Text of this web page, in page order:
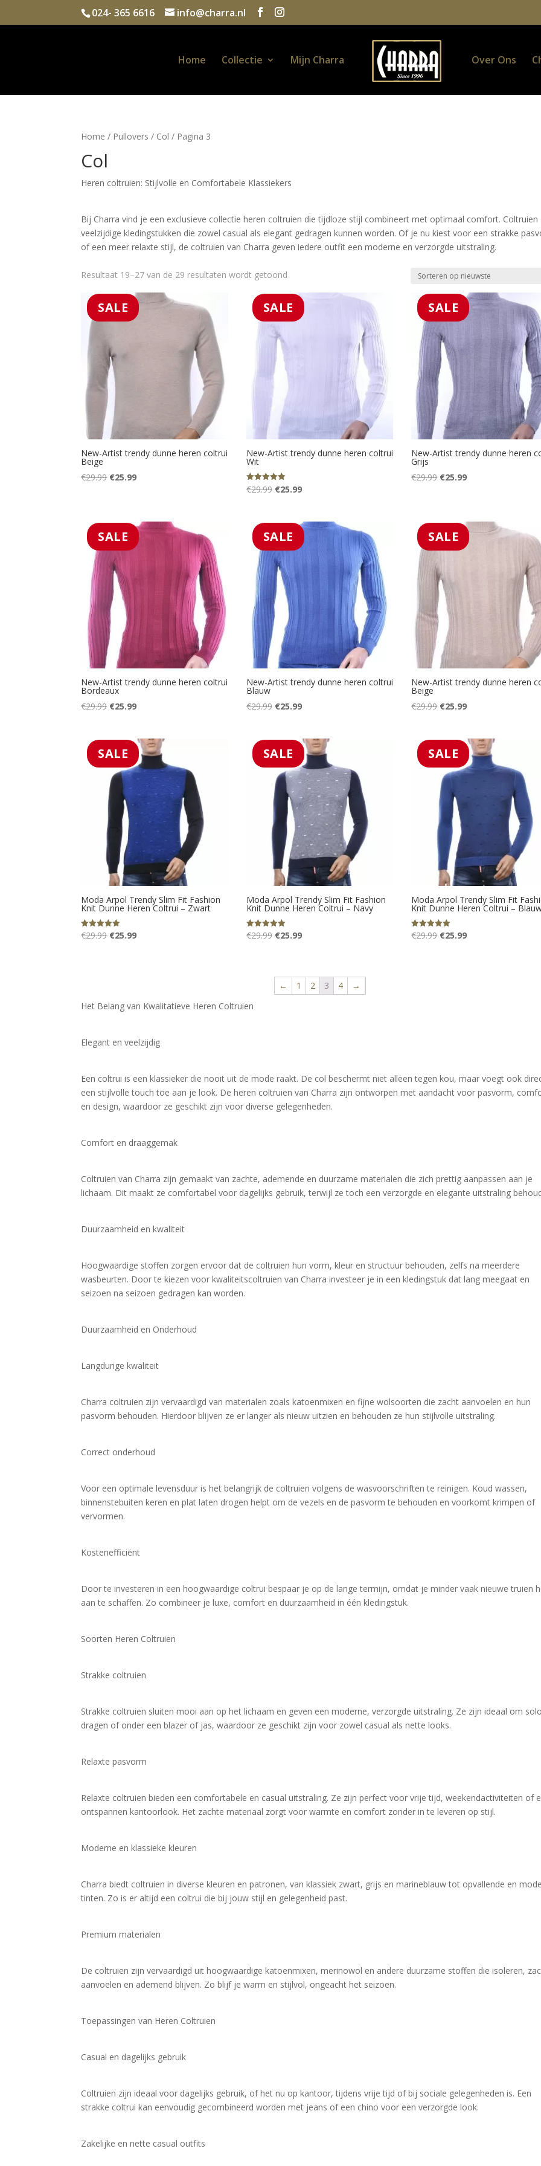
024- 365 6616 info@charra.nl
Home Collectie Mijn Charra Over Ons
Home / Pullovers / Col / Pagina 3
Col
Heren coltruien: Stijlvolle en Comfortabele Klassiekers
Bij Charra vind je een exclusieve collectie heren coltruien die tijdloze stijl combineert met optimaal comfort. Coltruien
veelzijdige kledingstukken die zowel casual als elegant gedragen kunnen worden. Of je nu kiest voor een strakke
of een meer relaxte stijl, de coltruien van Charra geven iedere outfit een moderne en verzorgde uitstraling.
Resultaat 19–27 van de 29 resultaten wordt getoond
nieuwste
SALE
New-Artist trendy dunne heren coltrui
Beige
€29.99 Oorspronkelijke
€25.99Huidige
SALE
New-Artist trendy dunne heren coltrui
Wit
Gewaardeerd
5.00
€29.99 Oorspronkelijke
€29.99.
€25.99Huidige
€25.99.
SALE
New-Artist trendy dunne heren
Grijs
€29.99 Oorspronkelijke
€25.99Huidige
SALE
New-Artist trendy dunne heren coltrui
Bordeaux
€29.99 Oorspronkelijke
€29.99.
€25.99Huidige
€25.99.
SALE
New-Artist trendy dunne heren coltrui
Blauw
€29.99 Oorspronkelijke
€29.99.
€25.99Huidige
€25.99.
SALE
New-Artist trendy dunne heren
Beige
€29.99 Oorspronkelijke
€29.99.
€25.99Huidige
€25.99.
SALE
Moda Arpol Trendy Slim Fit Fashion
Knit Dunne Heren Coltrui – Zwart
Gewaardeerd
5.00
€29.99 Oorspronkelijke
€25.99Huidige
SALE
Moda Arpol Trendy Slim Fit Fashion
Knit Dunne Heren Coltrui – Navy
Gewaardeerd
5.00
€29.99 Oorspronkelijke
€29.99.
€25.99Huidige
€25.99.
SALE
Moda Arpol Trendy Slim Fit
Knit Dunne Heren Coltrui –
Gewaardeerd
5.00
€29.99 Oorspronkelijke
€25.99Huidige
← 1 2 3 4
→
Het Belang van Kwalitatieve Heren Coltruien
Elegant en veelzijdig
Een coltrui is een klassieker die nooit uit de mode raakt. De col beschermt niet alleen tegen kou, maar voegt ook
een stijlvolle touch toe aan je look. De heren coltruien van Charra zijn ontworpen met aandacht voor pasvorm,
en design, waardoor ze geschikt zijn voor diverse gelegenheden.
Comfort en draaggemak
Coltruien van Charra zijn gemaakt van zachte, ademende en duurzame materialen die zich prettig aanpassen aan je
lichaam. Dit maakt ze comfortabel voor dagelijks gebruik, terwijl ze toch een verzorgde en elegante uitstraling
Duurzaamheid en kwaliteit
Hoogwaardige stoffen zorgen ervoor dat de coltruien hun vorm, kleur en structuur behouden, zelfs na meerdere
wasbeurten. Door te kiezen voor kwaliteitscoltruien van Charra investeer je in een kledingstuk dat lang meegaat en
seizoen na seizoen gedragen kan worden.
Duurzaamheid en Onderhoud
Langdurige kwaliteit
Charra coltruien zijn vervaardigd van materialen zoals katoenmixen en fijne wolsoorten die zacht aanvoelen en hun
pasvorm behouden. Hierdoor blijven ze er langer als nieuw uitzien en behouden ze hun stijlvolle uitstraling.
Correct onderhoud
Voor een optimale levensduur is het belangrijk de coltruien volgens de wasvoorschriften te reinigen. Koud wassen,
binnenstebuiten keren en plat laten drogen helpt om de vezels en de pasvorm te behouden en voorkomt krimpen of
vervormen.
Kostenefficiënt
Door te investeren in een hoogwaardige coltrui bespaar je op de lange termijn, omdat je minder vaak nieuwe truien
aan te schaffen. Zo combineer je luxe, comfort en duurzaamheid in één kledingstuk.
Soorten Heren Coltruien
Strakke coltruien
Strakke coltruien sluiten mooi aan op het lichaam en geven een moderne, verzorgde uitstraling. Ze zijn ideaal om
dragen of onder een blazer of jas, waardoor ze geschikt zijn voor zowel casual als nette looks.
Relaxte pasvorm
Relaxte coltruien bieden een comfortabele en casual uitstraling. Ze zijn perfect voor vrije tijd, weekendactiviteiten of
ontspannen kantoorlook. Het zachte materiaal zorgt voor warmte en comfort zonder in te leveren op stijl.
Moderne en klassieke kleuren
Charra biedt coltruien in diverse kleuren en patronen, van klassiek zwart, grijs en marineblauw tot opvallende en
tinten. Zo is er altijd een coltrui die bij jouw stijl en gelegenheid past.
Premium materialen
De coltruien zijn vervaardigd uit hoogwaardige katoenmixen, merinowol en andere duurzame stoffen die isoleren,
aanvoelen en ademend blijven. Zo blijf je warm en stijlvol, ongeacht het seizoen.
Toepassingen van Heren Coltruien
Casual en dagelijks gebruik
Coltruien zijn ideaal voor dagelijks gebruik, of het nu op kantoor, tijdens vrije tijd of bij sociale gelegenheden is. Een
strakke coltrui kan eenvoudig gecombineerd worden met jeans of een chino voor een verzorgde look.
Zakelijke en nette casual outfits